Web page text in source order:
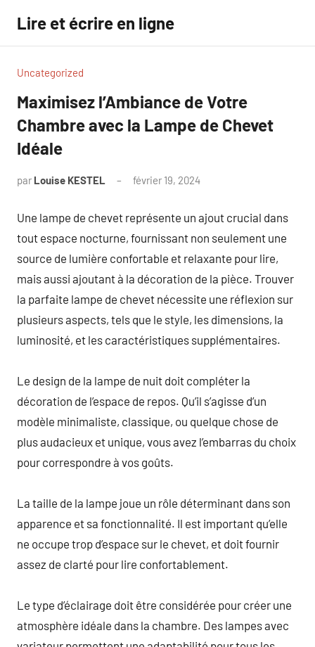
contenu
Lire et écrire en ligne
Uncategorized
Maximisez l’Ambiance de Votre
Chambre avec la Lampe de Chevet
Idéale
par Louise KESTEL février 19, 2024
Une lampe de chevet représente un ajout crucial dans
tout espace nocturne, fournissant non seulement une
source de lumière confortable et relaxante pour lire,
mais aussi ajoutant à la décoration de la pièce. Trouver
la parfaite lampe de chevet nécessite une réflexion sur
plusieurs aspects, tels que le style, les dimensions, la
luminosité, et les caractéristiques supplémentaires.
Le design de la lampe de nuit doit compléter la
décoration de l’espace de repos. Qu’il s’agisse d’un
modèle minimaliste, classique, ou quelque chose de
plus audacieux et unique, vous avez l’embarras du choix
pour correspondre à vos goûts.
La taille de la lampe joue un rôle déterminant dans son
apparence et sa fonctionnalité. Il est important qu’elle
ne occupe trop d’espace sur le chevet, et doit fournir
assez de clarté pour lire confortablement.
Le type d’éclairage doit être considérée pour créer une
atmosphère idéale dans la chambre. Des lampes avec